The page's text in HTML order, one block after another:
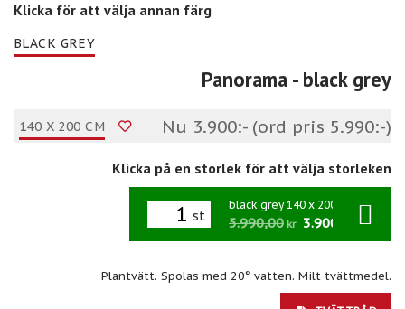
Klicka för att välja annan färg
BLACK GREY
Panorama - black grey
140 X 200 CM Nu 3.900:- (ord pris 5.990:-)
Klicka på en storlek för att välja storleken
st
black grey 140 x 200 cm
5.990,00 kr 3.900,00 kr/st
Plantvätt. Spolas med 20° vatten. Milt tvättmedel.